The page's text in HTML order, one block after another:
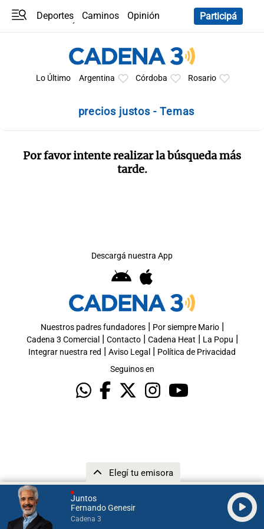
Juntos
Fernando Genesir
Cadena 3
Elegí tu emisora
Deportes Caminos
Opinión
Participá
Lo Último Argentina Córdoba Rosario
precios justos - Temas
Por favor intente realizar la búsqueda más
tarde.
Descargá nuestra App
Nuestros padres fundadores| Por siempre Mario|
Cadena 3 Comercial | Contacto| Cadena Heat | La Popu |
Integrar nuestra red | Aviso Legal | Política de Privacidad
Seguinos en